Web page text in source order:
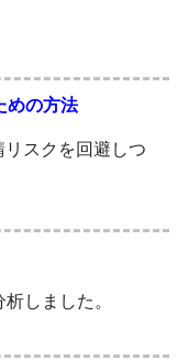
めの方法
スクを回避しつ
しました。